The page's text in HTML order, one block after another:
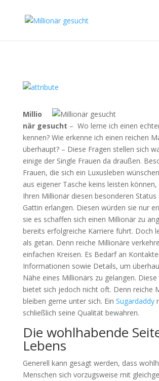
Millio
när gesucht – Wo lerne ich einen
kennen? Wie erkenne ich einen reichen
überhaupt? – Diese Fragen stellen sich
einige der Single Frauen da draußen.
Frauen, die sich ein Luxusleben
aus eigener Tasche keins leisten
Ihren Millionär diesen besonderen Status
Gattin erlangen. Diesen würden sie nur
sie es schaffen sich einen Millionär zu
bereits erfolgreiche Karriere führt. Doch
als getan. Denn reiche Millionäre
einfachen Kreisen. Es Bedarf an
Informationen sowie Details, um
Nähe eines Millionärs zu gelangen.
bietet sich jedoch nicht oft. Denn reiche
bleiben gerne unter sich. Ein Sugardaddy
schließlich seine Qualität bewahren.
Die wohlhabende
Lebens
Generell kann gesagt werden, dass
Menschen sich vorzugsweise mit